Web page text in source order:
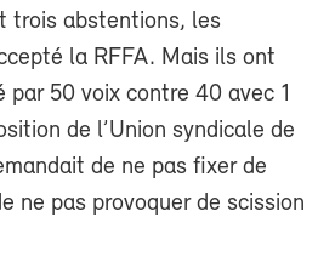
trois abstentions, les
la RFFA. Mais ils ont
par 50 voix contre 40 avec 1
de l’Union syndicale de
de ne pas fixer de
ne pas provoquer de scission